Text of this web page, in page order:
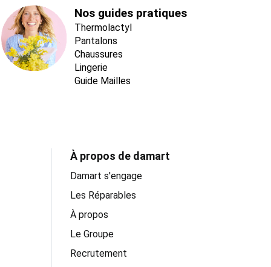
Nos guides pratiques
Thermolactyl
Pantalons
Chaussures
Lingerie
Guide Mailles
À propos de damart
Damart s'engage
Les Réparables
À propos
Le Groupe
Recrutement